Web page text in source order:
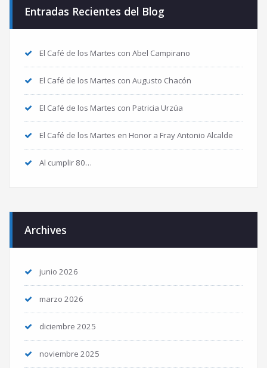
Entradas Recientes del Blog
El Café de los Martes con Abel Campirano
El Café de los Martes con Augusto Chacón
El Café de los Martes con Patricia Urzúa
El Café de los Martes en Honor a Fray Antonio Alcalde
Al cumplir 80…
Archives
junio 2026
marzo 2026
diciembre 2025
noviembre 2025